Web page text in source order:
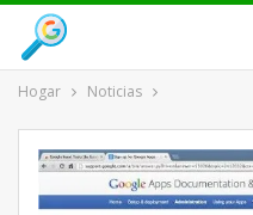
Hogar Noticias